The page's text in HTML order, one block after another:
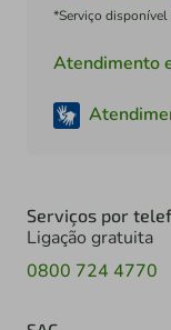
*Serviço disponível
Atendimento
Serviços por
Ligação gratuita
0800 724 4770